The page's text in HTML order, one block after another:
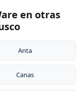
en otras
Anta
Canas